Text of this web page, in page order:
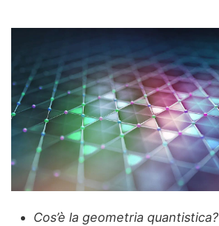
Cos’è la geometria quantistica?